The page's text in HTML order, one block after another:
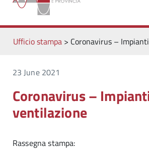
Ufficio stampa> Coronavirus –
23 June 2021
Coronavirus –
ventilazione
Rassegna stampa: